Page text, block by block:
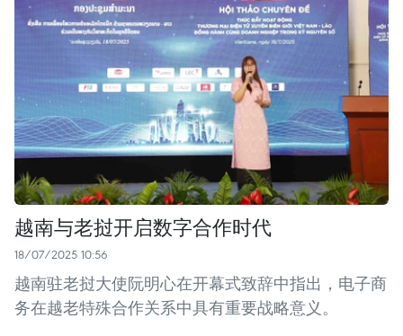
越南与老挝开启数字合作时代
18/07/2025 10:56
越南驻老挝大使阮明心在开幕式致辞中指出，电子商
务在越老特殊合作关系中具有重要战略意义。